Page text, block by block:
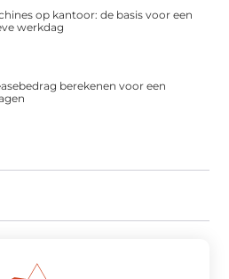
op kantoor: de basis voor een
werkdag
berekenen voor een